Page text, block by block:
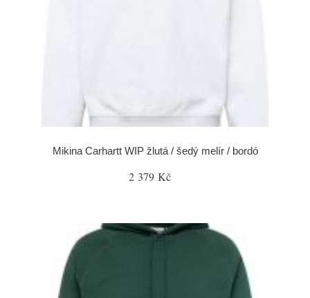
Mikina Carhartt WIP žlutá / šedý melír / bordó
2 379 Kč